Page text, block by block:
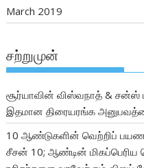
March 2019
சற்றுமுன்
சூர்யாவின் விஸ்வநாத் & சன்ஸ்
இதமான திரையரங்க
10 ஆண்டுகளின் வெற்றிப்
சீசன் 10; ஆண்டின் மிகப்பெரிய